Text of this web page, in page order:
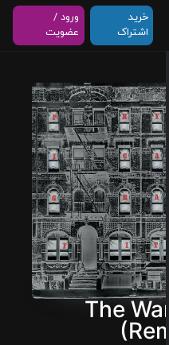
خرید
اشتراک
ورود /
عضویت
The